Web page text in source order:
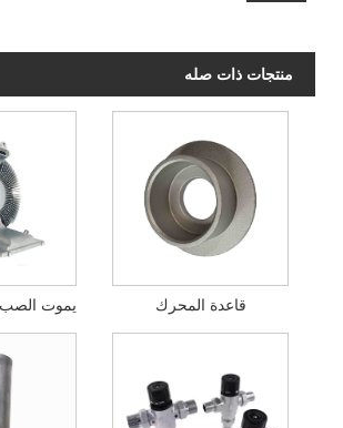
منتجات ذات صله
قاعدة المحرك